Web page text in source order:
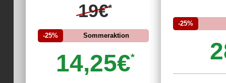
19€*
-25% Sommeraktion
14,25€*
-25%